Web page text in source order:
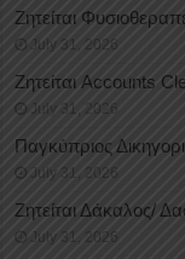
Ζητείται
July 31, 2026
Ζητείται Accounts
July 31, 2026
Παγκύπριος
July 31, 2026
Ζητείται Δάκαλος/
July 31, 2026